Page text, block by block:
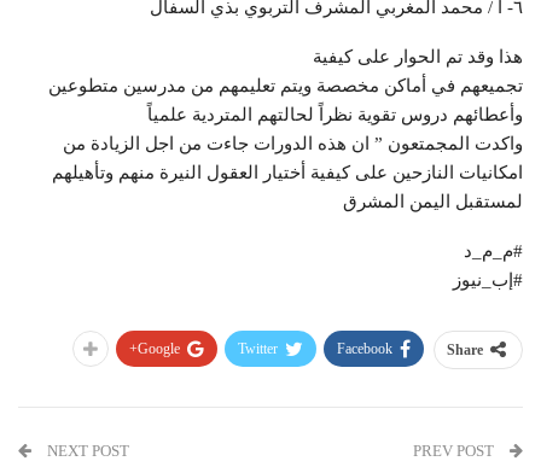
٦- أ / محمد المغربي المشرف التربوي بذي السفال
هذا وقد تم الحوار على كيفية
تجميعهم في أماكن مخصصة ويتم تعليمهم من مدرسين متطوعين
وأعطائهم دروس تقوية نظراً لحالتهم المتردية علمياً
واكدت المجمتعون ” ان هذه الدورات جاءت من اجل الزيادة من
امكانيات النازحين على كيفية أختيار العقول النيرة منهم وتأهيلهم
لمستقبل اليمن المشرق
#م_م_د
#إب_نيوز
Share
Facebook
Twitter
Google+
NEXT POST